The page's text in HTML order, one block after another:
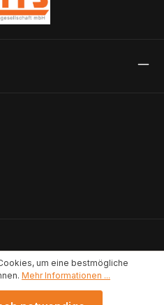
um eine bestmögliche
Mehr Informationen ...